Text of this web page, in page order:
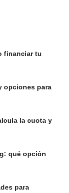
financiar tu
opciones para
la cuota y
qué opción
para